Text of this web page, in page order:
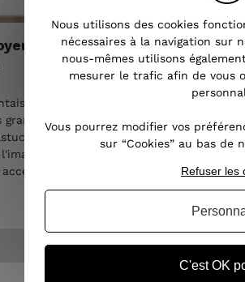
vos
ont
soin,
pour
des
La tendance du
un basique
Dans l'univers de la
vestes occupent une
réinventant
tendances. Du
décontracté au
noir, symbole de
VOIR
Nous utilisons des cookies
nécessaires à la navigation sur
nous-mêmes utilisons
mesurer le trafic afin de vous
Vous pourrez modifier vos
sur “Cookies” au bas de
C'est OK
Refuser les